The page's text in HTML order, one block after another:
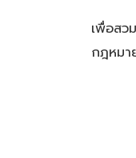
เพื่อสว
กฎหมา